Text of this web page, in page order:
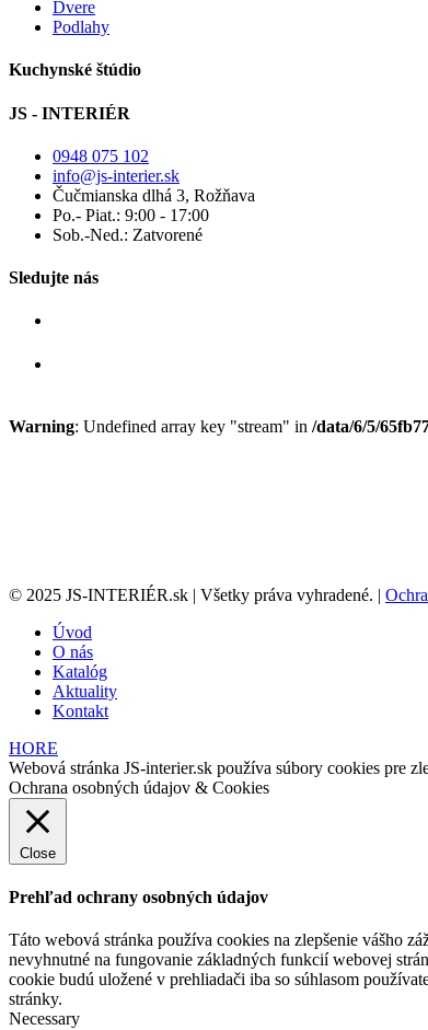
Dvere
Podlahy
Kuchynské štúdio
JS - INTERIÉR
0948 075 102
info@js-interier.sk
Čučmianska dlhá 3, Rožňava
Po.- Piat.: 9:00 - 17:00
Sob.-Ned.: Zatvorené
Sledujte nás
Warning: Undefined array key "stream" in /data/6/5/
© 2025 JS-INTERIÉR.sk | Všetky práva vyhradené. |
Úvod
O nás
Katalóg
Aktuality
Kontakt
HORE
Webová stránka JS-interier.sk používa súbory cookies pre
Ochrana osobných údajov & Cookies
Close
Prehľad ochrany osobných údajov
Táto webová stránka používa cookies na zlepšenie vášho
nevyhnutné na fungovanie základných funkcií webovej
cookie budú uložené v prehliadači iba so súhlasom
stránky.
Necessary